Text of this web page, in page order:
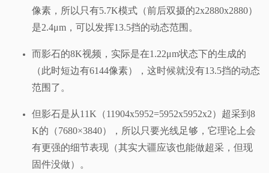
像素，所以只有5.7K模式（前后双摄的2x2880x2880）
是2.4μm，可以发挥13.5挡的动态范围。
而影石的8K视频，实际是在1.22μm状态下的生成的
（此时短边有6144像素），这时候就没有13.5挡的动态
范围了。
但影石是从11K（11904x5952=5952x5952x2）超采到8
K的（7680×3840），所以只要光线足够，它理论上会
有更强的细节表现（其实大疆应该也能做超采，但现
固件没做）。